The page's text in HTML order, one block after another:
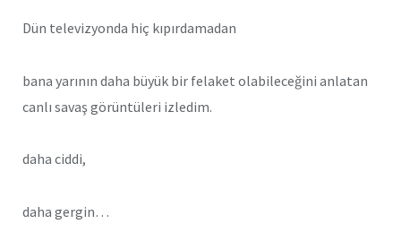
Dün televizyonda hiç kıpırdamadan
bana yarının daha büyük bir felaket olabileceğini anlatan
canlı savaş görüntüleri izledim.
daha ciddi,
daha gergin…